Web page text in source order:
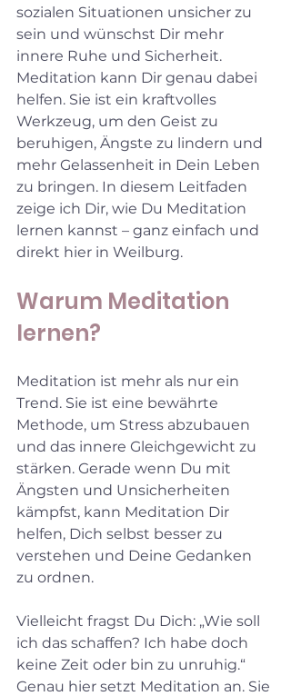
sozialen Situationen unsicher zu
sein und wünschst Dir mehr
innere Ruhe und Sicherheit.
Meditation kann Dir genau dabei
helfen. Sie ist ein kraftvolles
Werkzeug, um den Geist zu
beruhigen, Ängste zu lindern und
mehr Gelassenheit in Dein Leben
zu bringen. In diesem Leitfaden
zeige ich Dir, wie Du Meditation
lernen kannst – ganz einfach und
direkt hier in Weilburg.
Warum Meditation
lernen?
Meditation ist mehr als nur ein
Trend. Sie ist eine bewährte
Methode, um Stress abzubauen
und das innere Gleichgewicht zu
stärken. Gerade wenn Du mit
Ängsten und Unsicherheiten
kämpfst, kann Meditation Dir
helfen, Dich selbst besser zu
verstehen und Deine Gedanken
zu ordnen.
Vielleicht fragst Du Dich: „Wie soll
ich das schaffen? Ich habe doch
keine Zeit oder bin zu unruhig.“
Genau hier setzt Meditation an. Sie